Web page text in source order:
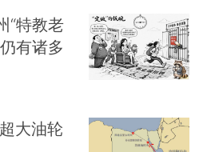
“特教老
有诸多
大油轮